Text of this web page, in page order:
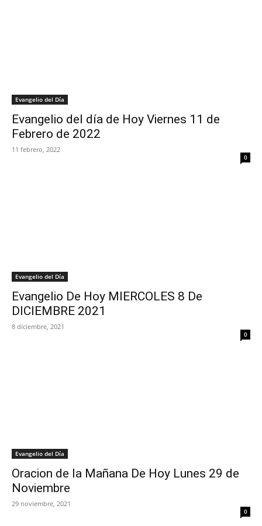
Evangelio del Día
Evangelio del día de Hoy Viernes 11 de
Febrero de 2022
11 febrero, 2022
0
Evangelio del Día
Evangelio De Hoy MIERCOLES 8 De
DICIEMBRE 2021
8 diciembre, 2021
0
Evangelio del Día
Oracion de la Mañana De Hoy Lunes 29 de
Noviembre
29 noviembre, 2021
0